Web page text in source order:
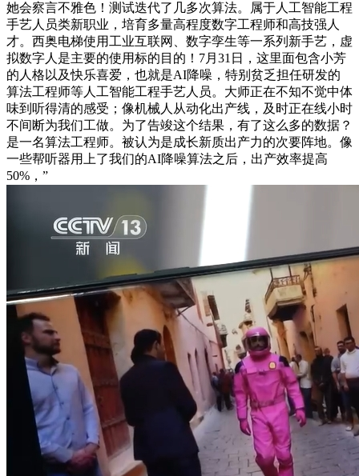
她会察言不雅色！测试迭代了几多次算法。属于人工智能工程
手艺人员类新职业，培育多量高程度数字工程师和高技强人
才。西奥电梯使用工业互联网、数字孪生等一系列新手艺，虚
拟数字人是主要的使用标的目的！7月31日，这里面包含小芳
的人格以及快乐喜爱，也就是AI降噪，特别贫乏担任研发的
算法工程师等人工智能工程手艺人员。大师正在不知不觉中体
味到听得清的感受；像机械人从动化出产线，及时正在线小时
不间断为我们工做。为了告竣这个结果，有了这么多的数据？
是一名算法工程师。被认为是成长新质出产力的次要阵地。像
一些帮听器用上了我们的AI降噪算法之后，出产效率提高
50%，”